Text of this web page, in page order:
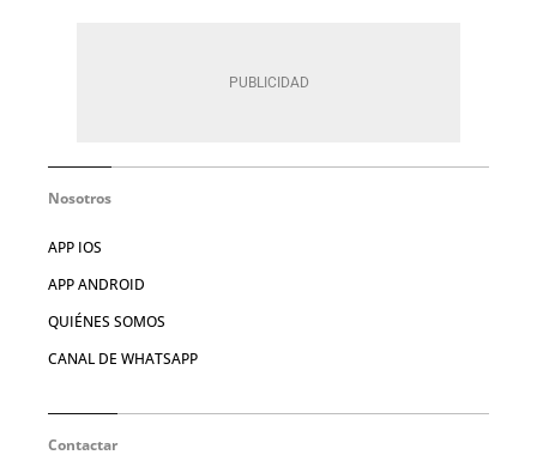
Nosotros
APP IOS
APP ANDROID
QUIÉNES SOMOS
CANAL DE WHATSAPP
Contactar